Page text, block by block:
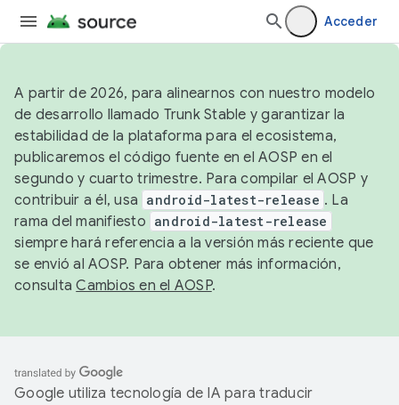
Acceder
A partir de 2026, para alinearnos con nuestro modelo
de desarrollo llamado Trunk Stable y garantizar la
estabilidad de la plataforma para el ecosistema,
publicaremos el código fuente en el AOSP en el
segundo y cuarto trimestre. Para compilar el AOSP y
contribuir a él, usa android-latest-release . La
rama del manifiesto android-latest-release
siempre hará referencia a la versión más reciente que
se envió al AOSP. Para obtener más información,
consultaCambios en el AOSP.
Google utiliza tecnología de IA para traducir